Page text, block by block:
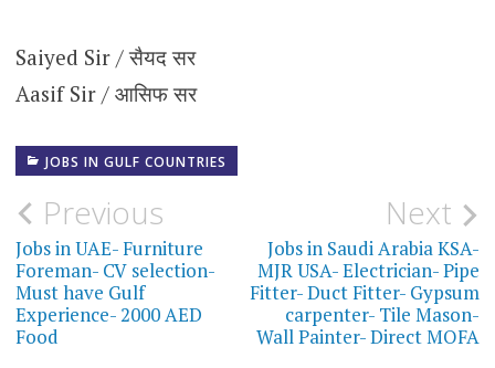
Saiyed Sir / सैयद सर
Aasif Sir / आसिफ सर
JOBS IN GULF COUNTRIES
Post
navigation
Previous
Jobs in UAE- Furniture
Foreman- CV selection-
Must have Gulf
Experience- 2000 AED
Food
Next
Jobs in Saudi Arabia KSA-
MJR USA- Electrician- Pipe
Fitter- Duct Fitter- Gypsum
carpenter- Tile Mason-
Wall Painter- Direct MOFA